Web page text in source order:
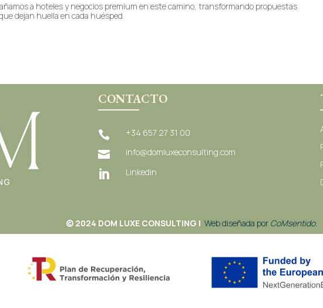
a hoteles y negocios premium en este camino, transformando propuestas
dejan huella en cada huésped.
CONTACTO
 +34 657 27 31 00
 info@domluxeconsulting.com
 Linkedin
© 2024 DOM LUXE CONSULTING | Web diseñada por CoMsentido.